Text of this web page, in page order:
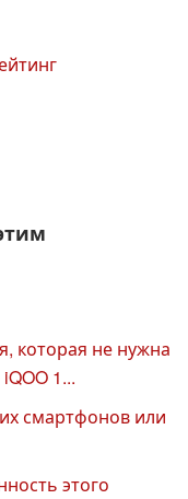
которая не нужна
1...
смартфонов или
этого